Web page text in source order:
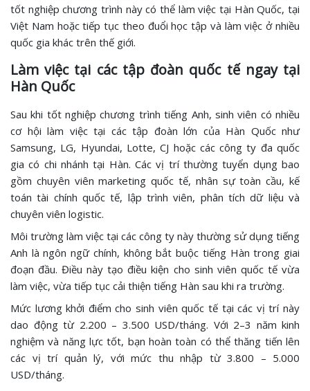
tốt nghiệp chương trình này có thể làm việc tại Hàn Quốc, tại
Việt Nam hoặc tiếp tục theo đuổi học tập và làm việc ở nhiều
quốc gia khác trên thế giới.
Làm việc tại các tập đoàn quốc tế ngay tại
Hàn Quốc
Sau khi tốt nghiệp chương trình tiếng Anh, sinh viên có nhiều
cơ hội làm việc tại các tập đoàn lớn của Hàn Quốc như
Samsung, LG, Hyundai, Lotte, CJ hoặc các công ty đa quốc
gia có chi nhánh tại Hàn. Các vị trí thường tuyển dụng bao
gồm chuyên viên marketing quốc tế, nhân sự toàn cầu, kế
toán tài chính quốc tế, lập trình viên, phân tích dữ liệu và
chuyên viên logistic.
Môi trường làm việc tại các công ty này thường sử dụng tiếng
Anh là ngôn ngữ chính, không bắt buộc tiếng Hàn trong giai
đoạn đầu. Điều này tạo điều kiện cho sinh viên quốc tế vừa
làm việc, vừa tiếp tục cải thiện tiếng Hàn sau khi ra trường.
Mức lương khởi điểm cho sinh viên quốc tế tại các vị trí này
dao động từ 2.200 – 3.500 USD/tháng. Với 2–3 năm kinh
nghiệm và năng lực tốt, bạn hoàn toàn có thể thăng tiến lên
các vị trí quản lý, với mức thu nhập từ 3.800 – 5.000
USD/tháng.